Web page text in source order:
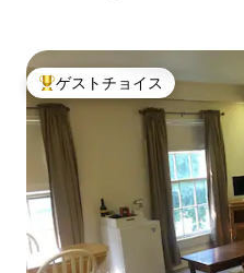
大好評のゲストチョイスです。
ゲストチョイス